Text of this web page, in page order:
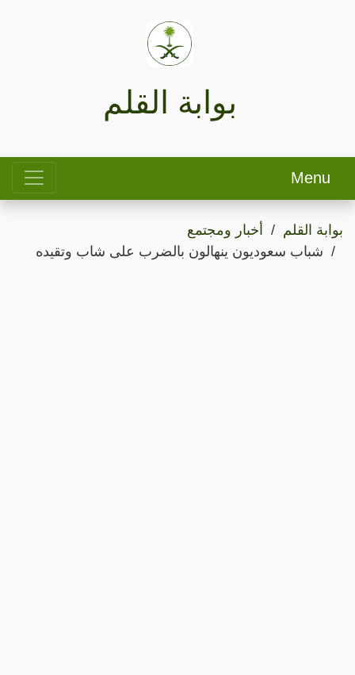
بوابة القلم
Menu
بوابة القلم
أخبار ومجتمع
شباب سعوديون ينهالون بالضرب على شاب وتقيده